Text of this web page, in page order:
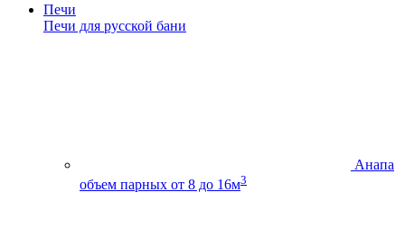
Печи
Печи для русской бани
Анапа
объем парных от 8 до 16м3